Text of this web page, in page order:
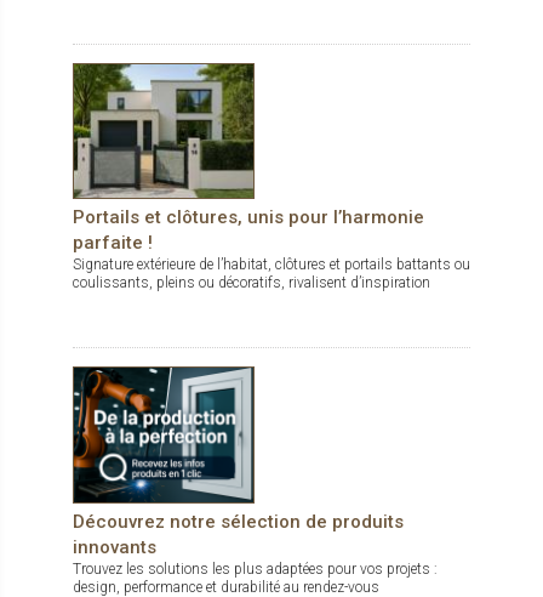
Portails et clôtures, unis pour l’harmonie
parfaite !
Signature extérieure de l’habitat, clôtures et portails battants ou
coulissants, pleins ou décoratifs, rivalisent d’inspiration
Découvrez notre sélection de produits
innovants
Trouvez les solutions les plus adaptées pour vos projets :
design, performance et durabilité au rendez-vous